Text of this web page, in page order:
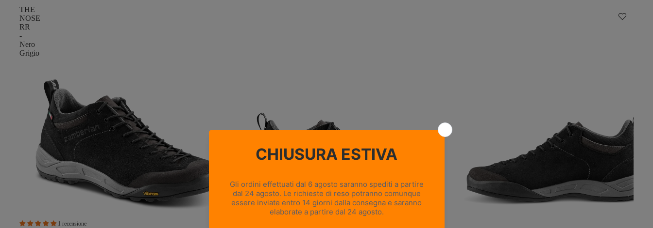
THE
NOSE
RR
-
Nero
Grigio
1 recensione